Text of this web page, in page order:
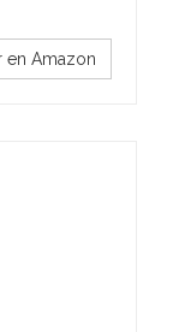
en Amazon